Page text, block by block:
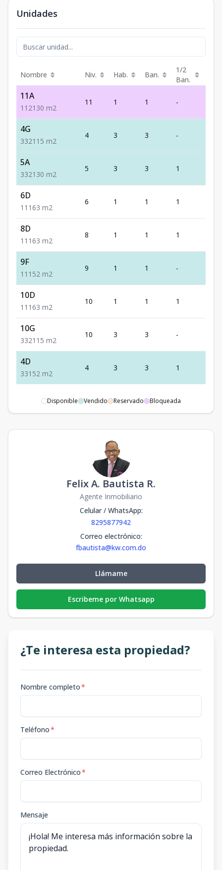
Unidades
Nombre Niv. Hab. Ban.
1/2
Ban.
11A
1 1 2130 m2
11 1 1 -
4G
332115 m2
4 3 3 -
5A
332130 m2
5 3 3 1
6D
1 1 1 63 m2
6 1 1 1
8D
1 1 1 63 m2
8 1 1 1
9F
1 1 1 52 m2
9 1 1 -
10D
1 1 1 63 m2
10 1 1 1
10G
332115 m2
10 3 3 -
4D
331 52 m2
4 3 3 1
Disponible Vendido Reservado Bloqueada
Felix A. Bautista R.
Agente Inmobiliario
Celular / WhatsApp:
8295877942
Correo electrónico:
fbautista@kw.com.do
Llámame
Escribeme por Whatsapp
¿Te interesa esta propiedad?
Nombre completo*
Teléfono*
Correo Electrónico*
Mensaje